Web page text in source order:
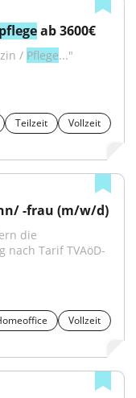
pflege ab 3600€
/ Pflege..."
Teilzeit
Vollzeit
-frau (m/w/d)
die
Tarif TVAöD-
Vollzeit